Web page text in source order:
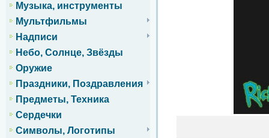
Музыка, инструменты
Мультфильмы
Надписи
Небо, Солнце, Звёзды
Оружие
Праздники, Поздравления
Предметы, Техника
Сердечки
Символы, Логотипы